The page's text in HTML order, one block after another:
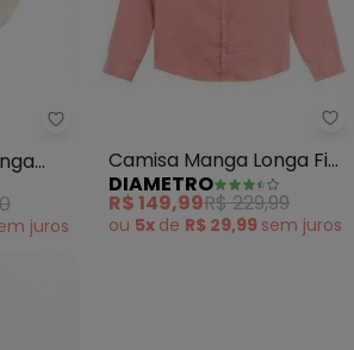
Aurus - Camisa Manga Longa
juros
Camisa Manga Longa Fio
Tinto (Rosa)
DIAMETRO
R$ 149,99R$ 229,99
ou 5x de R$ 29,99 sem juros